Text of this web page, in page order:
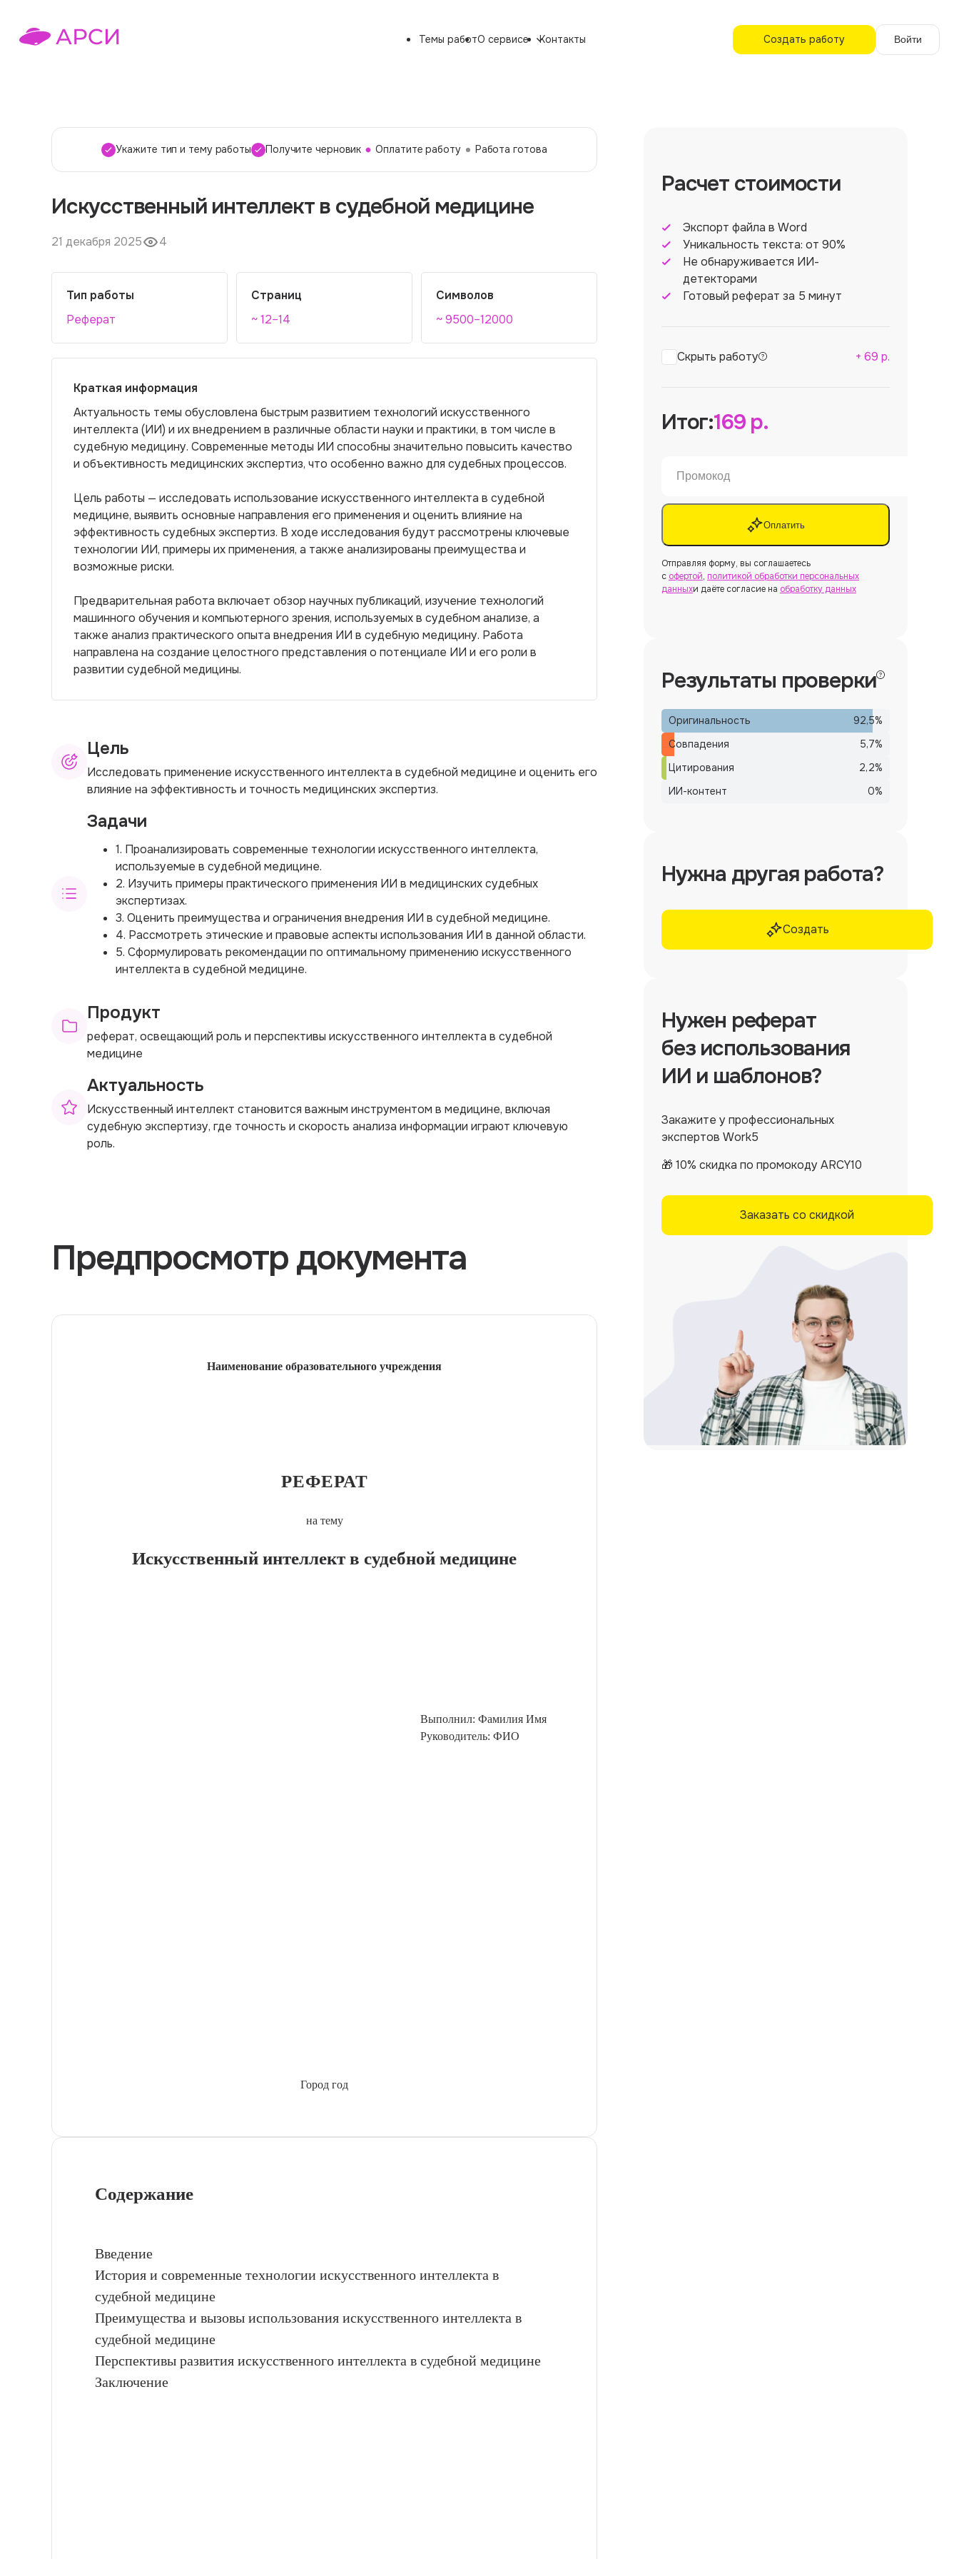
Темы работО сервисе Контакты Создать работу Войти
Укажите тип и тему работы Получите черновик Оплатите работу Работа готова
Искусственный интеллект в судебной медицине
21 декабря 2025 4
Тип работы
Реферат
Страниц
~ 12–14
Символов
~ 9500–12000
Краткая информация
Актуальность темы обусловлена быстрым развитием технологий искусственного
интеллекта (ИИ) и их внедрением в различные области науки и практики, в том числе в
судебную медицину. Современные методы ИИ способны значительно повысить качество
и объективность медицинских экспертиз, что особенно важно для судебных процессов.
Цель работы — исследовать использование искусственного интеллекта в судебной
медицине, выявить основные направления его применения и оценить влияние на
эффективность судебных экспертиз. В ходе исследования будут рассмотрены ключевые
технологии ИИ, примеры их применения, а также анализированы преимущества и
возможные риски.
Предварительная работа включает обзор научных публикаций, изучение технологий
машинного обучения и компьютерного зрения, используемых в судебном анализе, а
также анализ практического опыта внедрения ИИ в судебную медицину. Работа
направлена на создание целостного представления о потенциале ИИ и его роли в
развитии судебной медицины.
Цель
Исследовать применение искусственного интеллекта в судебной медицине и оценить его
влияние на эффективность и точность медицинских экспертиз.
Задачи
1. Проанализировать современные технологии искусственного интеллекта,
используемые в судебной медицине.
2. Изучить примеры практического применения ИИ в медицинских судебных
экспертизах.
3. Оценить преимущества и ограничения внедрения ИИ в судебной медицине.
4. Рассмотреть этические и правовые аспекты использования ИИ в данной области.
5. Сформулировать рекомендации по оптимальному применению искусственного
интеллекта в судебной медицине.
Продукт
реферат, освещающий роль и перспективы искусственного интеллекта в судебной
медицине
Актуальность
Искусственный интеллект становится важным инструментом в медицине, включая
судебную экспертизу, где точность и скорость анализа информации играют ключевую
роль.
Предпросмотр документа
Наименование образовательного учреждения
РЕФЕРАТ
на тему
Искусственный интеллект в судебной медицине
Выполнил: Фамилия Имя
Руководитель: ФИО
Город год
Содержание
Введение
История и современные технологии искусственного интеллекта в
судебной медицине
Преимущества и вызовы использования искусственного интеллекта в
судебной медицине
Перспективы развития искусственного интеллекта в судебной медицине
Заключение
Расчет стоимости
Экспорт файла в Word
Уникальность текста: от 90%
Не обнаруживается ИИ-
детекторами
Готовый реферат за 5 минут
Скрыть работу + 69 р.
Итог:169р.
Оплатить
Отправляя форму, вы соглашаетесь
с офертой, политикой обработки персональных
данныхи даёте согласие на обработку данных
Результаты проверки
Оригинальность 92,5%
Совпадения
5,7%
Цитирования
2,2%
ИИ-контент
0%
Нужна другая работа?
Создать
Нужен реферат
без использования
ИИ и шаблонов?
Закажите у профессиональных
экспертов Work5
🎁 10% скидка по промокоду ARCY10
Заказать со скидкой